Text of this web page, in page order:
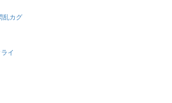
乱カグ
イ